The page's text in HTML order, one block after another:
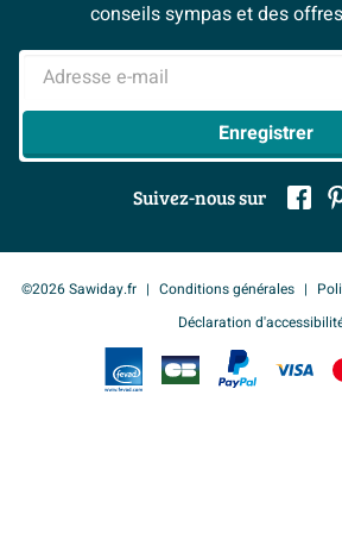
> Inspiration salle de bains
Ils parlent de nous
Mentions légales
conseils sympas et des
Adresse e-mail
Enregistrer
Suivez-nous sur
©2026 Sawiday.fr Conditions générales
Déclaration